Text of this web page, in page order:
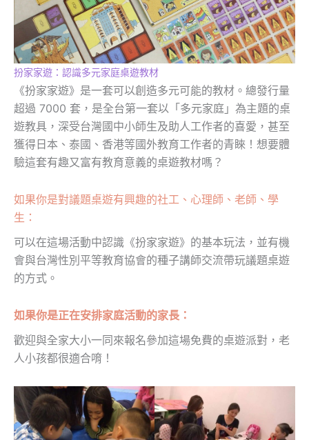
扮家家遊：認識多元家庭桌遊教材
《扮家家遊》是一套可以創造多元可能的教材。總發行量
超過 7000 套，是全台第一套以「多元家庭」為主題的桌
遊教具，深受台灣國中小師生及助人工作者的喜愛，甚至
獲得日本、泰國、香港等國外教育工作者的青睞！想要體
驗這套有趣又富有教育意義的桌遊教材嗎？
如果你是對議題桌遊有興趣的社工、心理師、老師、學
生：
可以在這場活動中認識《扮家家遊》的基本玩法，並有機
會與台灣性別平等教育協會的種子講師交流帶玩議題桌遊
的方式。
如果你是正在安排家庭活動的家長：
歡迎與全家大小一同來報名參加這場免費的桌遊派對，老
人小孩都很適合唷！